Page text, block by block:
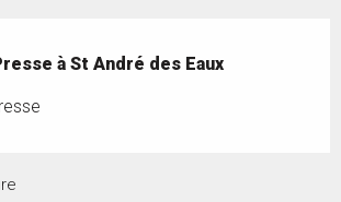
à St André des Eaux